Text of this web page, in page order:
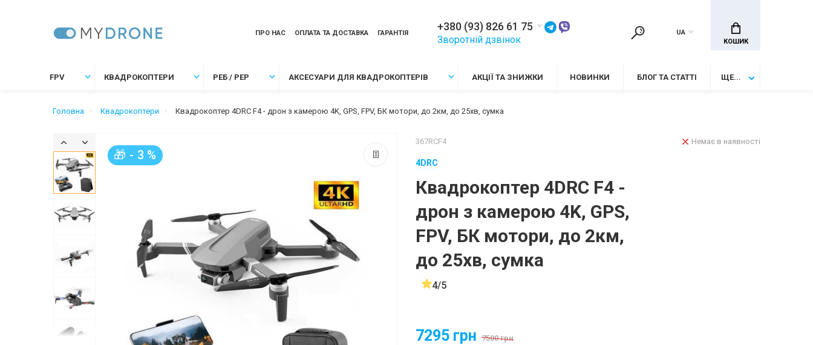
ПРО НАС ОПЛАТА ТА ДОСТАВКА ГАРАНТІЯ
+380 (93) 826 61 75
Зворотній дзвінок
UA
КОШИК
FPV КВАДРОКОПТЕРИ РЕБ / РЕР АКСЕСУАРИ ДЛЯ КВАДРОКОПТЕРІВ АКЦІЇ ТА ЗНИЖКИ НОВИНКИ БЛОГ ТА СТАТТІ ЩЕ...
Головна Квадрокоптери Квадрокоптер 4DRC F4 - дрон з камерою 4K, GPS, FPV, БК мотори, до 2км, до 25хв, сумка
🎁 - 3 %
367RCF4
4DRC
Квадрокоптер 4DRC F4 -
дрон з камерою 4K, GPS,
FPV, БК мотори, до 2км,
до 25хв, сумка
4/5
Немає в наявності
7295 грн 7500 грн